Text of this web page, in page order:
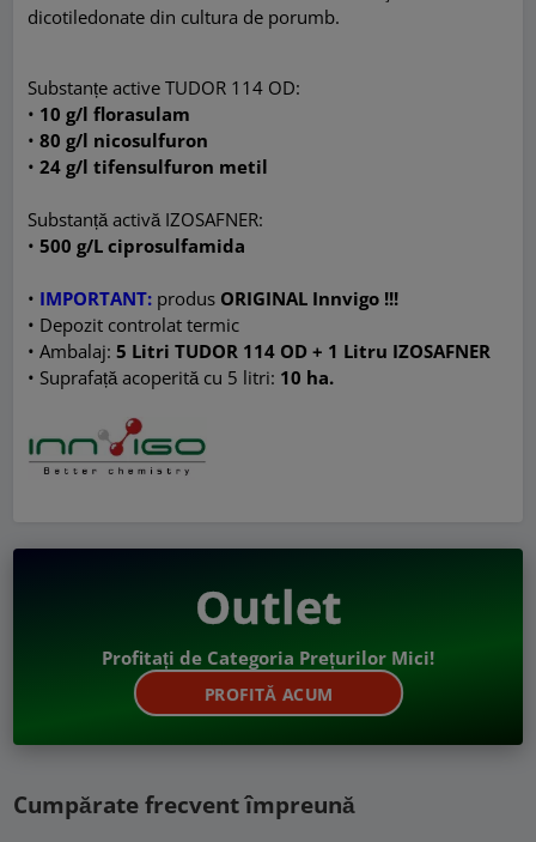
dicotiledonate din cultura de porumb.
Substanțe active TUDOR 114 OD:
• 10 g/l florasulam
•80 g/l nicosulfuron
•24 g/l tifensulfuron metil
Substanță activă IZOSAFNER:
•500 g/L ciprosulfamida
• IMPORTANT: produs ORIGINAL Innvigo !!!
• Depozit controlat termic
• Ambalaj:5 Litri TUDOR 114 OD + 1 Litru IZOSAFNER
• Suprafață acoperită cu 5 litri: 10 ha.
Outlet
Profitați de Categoria Prețurilor Mici!
PROFITĂ ACUM
Cumpărate frecvent împreună